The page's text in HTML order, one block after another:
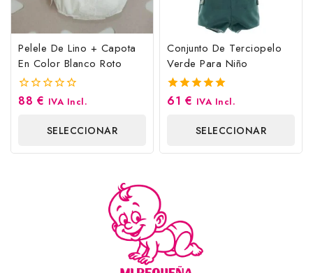
Pelele De Lino + Capota
En Color Blanco Roto
0
88 € IVA Incl.
SELECCIONAR
OPCIONES
Conjunto De Terciopelo
Verde Para Niño
5.00
61 € IVA Incl.
SELECCIONAR
OPCIONES